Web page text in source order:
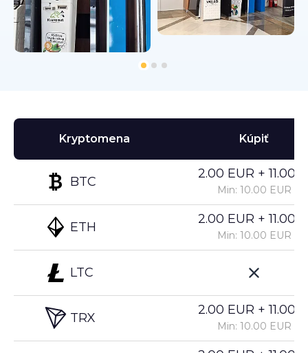
Kryptomena
BTC
ETH
LTC
TRX
Kúpiť
2.00 EUR +
Min: 10.00 EUR
2.00 EUR +
Min: 10.00 EUR
2.00 EUR +
Min: 10.00 EUR